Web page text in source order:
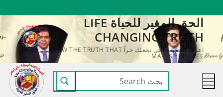
المحتوى
الحق المغير للحياة LIFE
CHANGING TRUTH
اعرف الحقيقة التي تجعلك حراً KNOW THE TRUTH THAT
MAKES YOU FREE
البحث
عن: